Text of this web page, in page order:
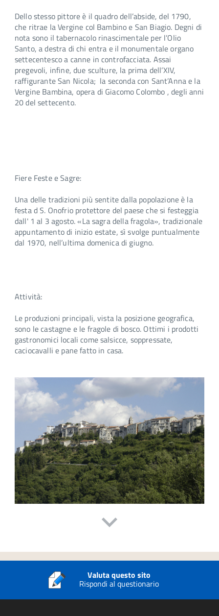
Dello stesso pittore è il quadro dell’abside, del 1790,
che ritrae la Vergine col Bambino e San Biagio. Degni di
nota sono il tabernacolo rinascimentale per l’Olio
Santo, a destra di chi entra e il monumentale organo
settecentesco a canne in controfacciata. Assai
pregevoli, infine, due sculture, la prima dell’XIV,
raffigurante San Nicola; la seconda con Sant’Anna e la
Vergine Bambina, opera di Giacomo Colombo , degli anni
20 del settecento.
Fiere Feste e Sagre:
Una delle tradizioni più sentite dalla popolazione è la
festa d S. Onofrio protettore del paese che si festeggia
dall' 1 al 3 agosto. «La sagra della fragola», tradi­zionale
appuntamento di inizio estate, sì svolge puntualmente
dal 1970, nell’ultima domenica di giugno.
Attività:
Le produzioni principali, vista la posizione geografica,
sono le ca­stagne e le fragole di bosco. Ottimi i prodotti
gastronomici locali come salsicce, soppressate,
caciocavalli e pane fatto in casa.
Valuta questo sito
Rispondi al questionario